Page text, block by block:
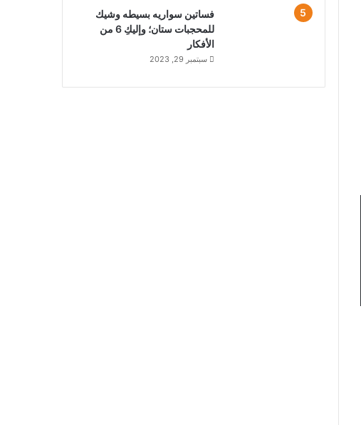
فساتين سواريه بسيطه وشيك
للمحجبات ستان؛ وإليكِ 6 من
الأفكار
سبتمبر 29, 2023